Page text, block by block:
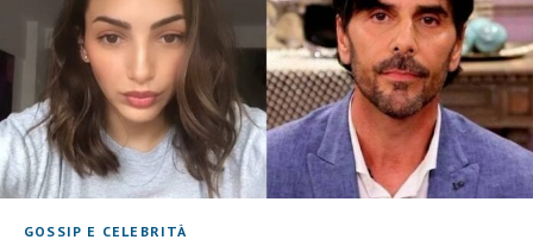
GOSSIP E CELEBRITÀ